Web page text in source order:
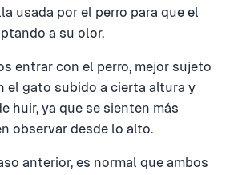
usada por el perro para que el
a su olor.
entrar con el perro, mejor sujeto
el gato subido a cierta altura y
huir, ya que se sienten más
observar desde lo alto.
anterior, es normal que ambos